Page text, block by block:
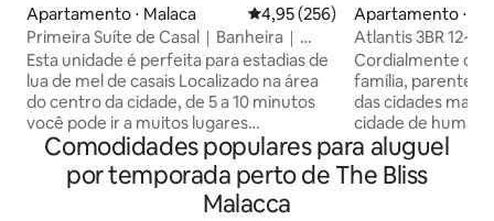
Apartamento ⋅ Malaca 4,95 de uma avaliação média de
4,95 (256)
Primeira Suíte de Casal｜Banheira｜
Netflix｜Perto de Jonker
Esta unidade é perfeita para estadias de
lua de mel de casais Localizado na área
do centro da cidade, de 5 a 10 minutos
você pode ir a muitos lugares
Oferecemos TV Android de 55
polegadas e Internet de alta velocidade
de 200 MBPS Unidade de luxo vem com
banheira e cadeira de massagem Você
Apartamento ⋅
Atlantis 3BR
Mar 5mntoJonker
Cordialmente
família, parentes
das cidades mais
cidade de
apaixonadas, Melaka. Atlantis
é um ótimo lugar
2 km, dirija cerca
Comodidades populares para aluguel
por temporada perto de The Bliss
Malacca